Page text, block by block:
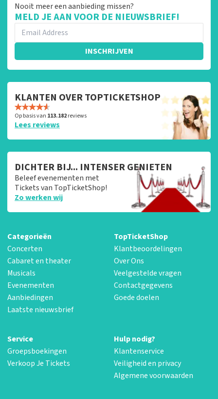
Nooit meer een aanbieding missen?
MELD JE AAN VOOR DE NIEUWSBRIEF!
INSCHRIJVEN
KLANTEN OVER TOPTICKETSHOP
Op basis van 113.182reviews
Lees reviews
DICHTER BIJ... INTENSER GENIETEN
Beleef evenementen met
Tickets van TopTicketShop!
Zo werken wij
Categorieën
Concerten
Cabaret en theater
Musicals
Evenementen
Aanbiedingen
Laatste nieuwsbrief
TopTicketShop
Klantbeoordelingen
Over Ons
Veelgestelde vragen
Contactgegevens
Goede doelen
Service
Groepsboekingen
Verkoop Je Tickets
Hulp nodig?
Klantenservice
Veiligheid en privacy
Algemene voorwaarden